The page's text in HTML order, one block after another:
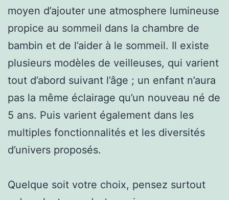
moyen d’ajouter une atmosphere lumineuse
propice au sommeil dans la chambre de
bambin et de l’aider à le sommeil. Il existe
plusieurs modèles de veilleuses, qui varient
tout d’abord suivant l’âge ; un enfant n’aura
pas la même éclairage qu’un nouveau né de
5 ans. Puis varient également dans les
multiples fonctionnalités et les diversités
d’univers proposés.
Quelque soit votre choix, pensez surtout